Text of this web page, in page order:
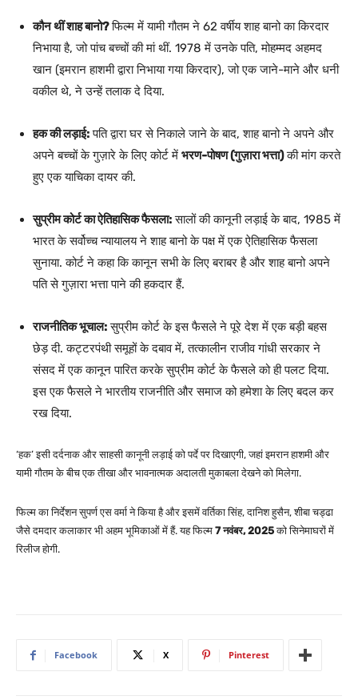
कौन थीं शाह बानो?फिल्म में यामी गौतम ने 62 वर्षीय शाह बानो का किरदार
निभाया है, जो पांच बच्चों की मां थीं. 1978 में उनके पति, मोहम्मद अहमद
खान (इमरान हाशमी द्वारा निभाया गया किरदार), जो एक जाने-माने और धनी
वकील थे, ने उन्हें तलाक दे दिया.
हक की लड़ाई:पति द्वारा घर से निकाले जाने के बाद, शाह बानो ने अपने और
अपने बच्चों के गुज़ारे के लिए कोर्ट में भरण-पोषण (गुज़ारा भत्ता)की मांग करते
हुए एक याचिका दायर की.
सुप्रीम कोर्ट का ऐतिहासिक फैसला:सालों की कानूनी लड़ाई के बाद, 1985 में
भारत के सर्वोच्च न्यायालय ने शाह बानो के पक्ष में एक ऐतिहासिक फैसला
सुनाया. कोर्ट ने कहा कि कानून सभी के लिए बराबर है और शाह बानो अपने
पति से गुज़ारा भत्ता पाने की हकदार हैं.
राजनीतिक भूचाल:सुप्रीम कोर्ट के इस फैसले ने पूरे देश में एक बड़ी बहस
छेड़ दी. कट्टरपंथी समूहों के दबाव में, तत्कालीन राजीव गांधी सरकार ने
संसद में एक कानून पारित करके सुप्रीम कोर्ट के फैसले को ही पलट दिया.
इस एक फैसले ने भारतीय राजनीति और समाज को हमेशा के लिए बदल कर
रख दिया.
‘हक’ इसी दर्दनाक और साहसी कानूनी लड़ाई को पर्दे पर दिखाएगी, जहां इमरान हाशमी और
यामी गौतम के बीच एक तीखा और भावनात्मक अदालती मुकाबला देखने को मिलेगा.
फिल्म का निर्देशन सुपर्ण एस वर्मा ने किया है और इसमें वर्तिका सिंह, दानिश हुसैन, शीबा चड्ढा
जैसे दमदार कलाकार भी अहम भूमिकाओं में हैं. यह फिल्म 7 नवंबर, 2025को सिनेमाघरों में
रिलीज होगी.
Facebook X Pinterest